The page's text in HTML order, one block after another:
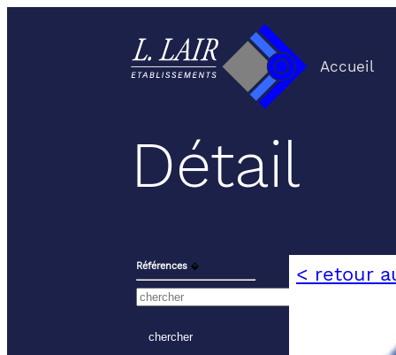
Accueil
Détail
Références ⬙ < retour